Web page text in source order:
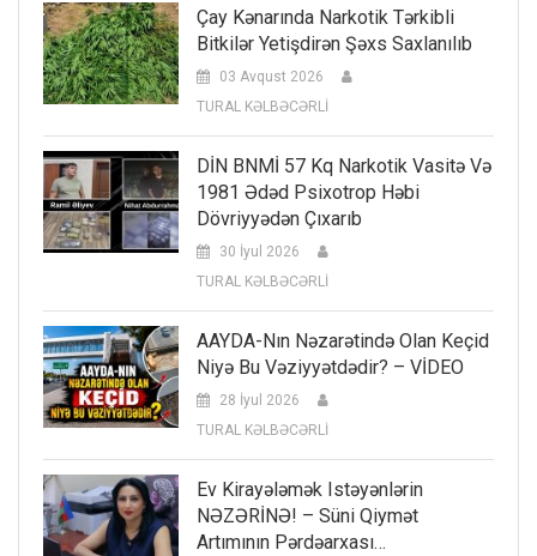
Çay Kənarında Narkotik Tərkibli
Bitkilər Yetişdirən Şəxs Saxlanılıb
03 Avqust 2026
TURAL KƏLBƏCƏRLİ
DİN BNMİ 57 Kq Narkotik Vasitə Və
1981 Ədəd Psixotrop Həbi
Dövriyyədən Çıxarıb
30 İyul 2026
TURAL KƏLBƏCƏRLİ
AAYDA-Nın Nəzarətində Olan Keçid
Niyə Bu Vəziyyətdədir? – VİDEO
28 İyul 2026
TURAL KƏLBƏCƏRLİ
Ev Kirayələmək Istəyənlərin
NƏZƏRİNƏ! – Süni Qiymət
Artımının Pərdəarxası…